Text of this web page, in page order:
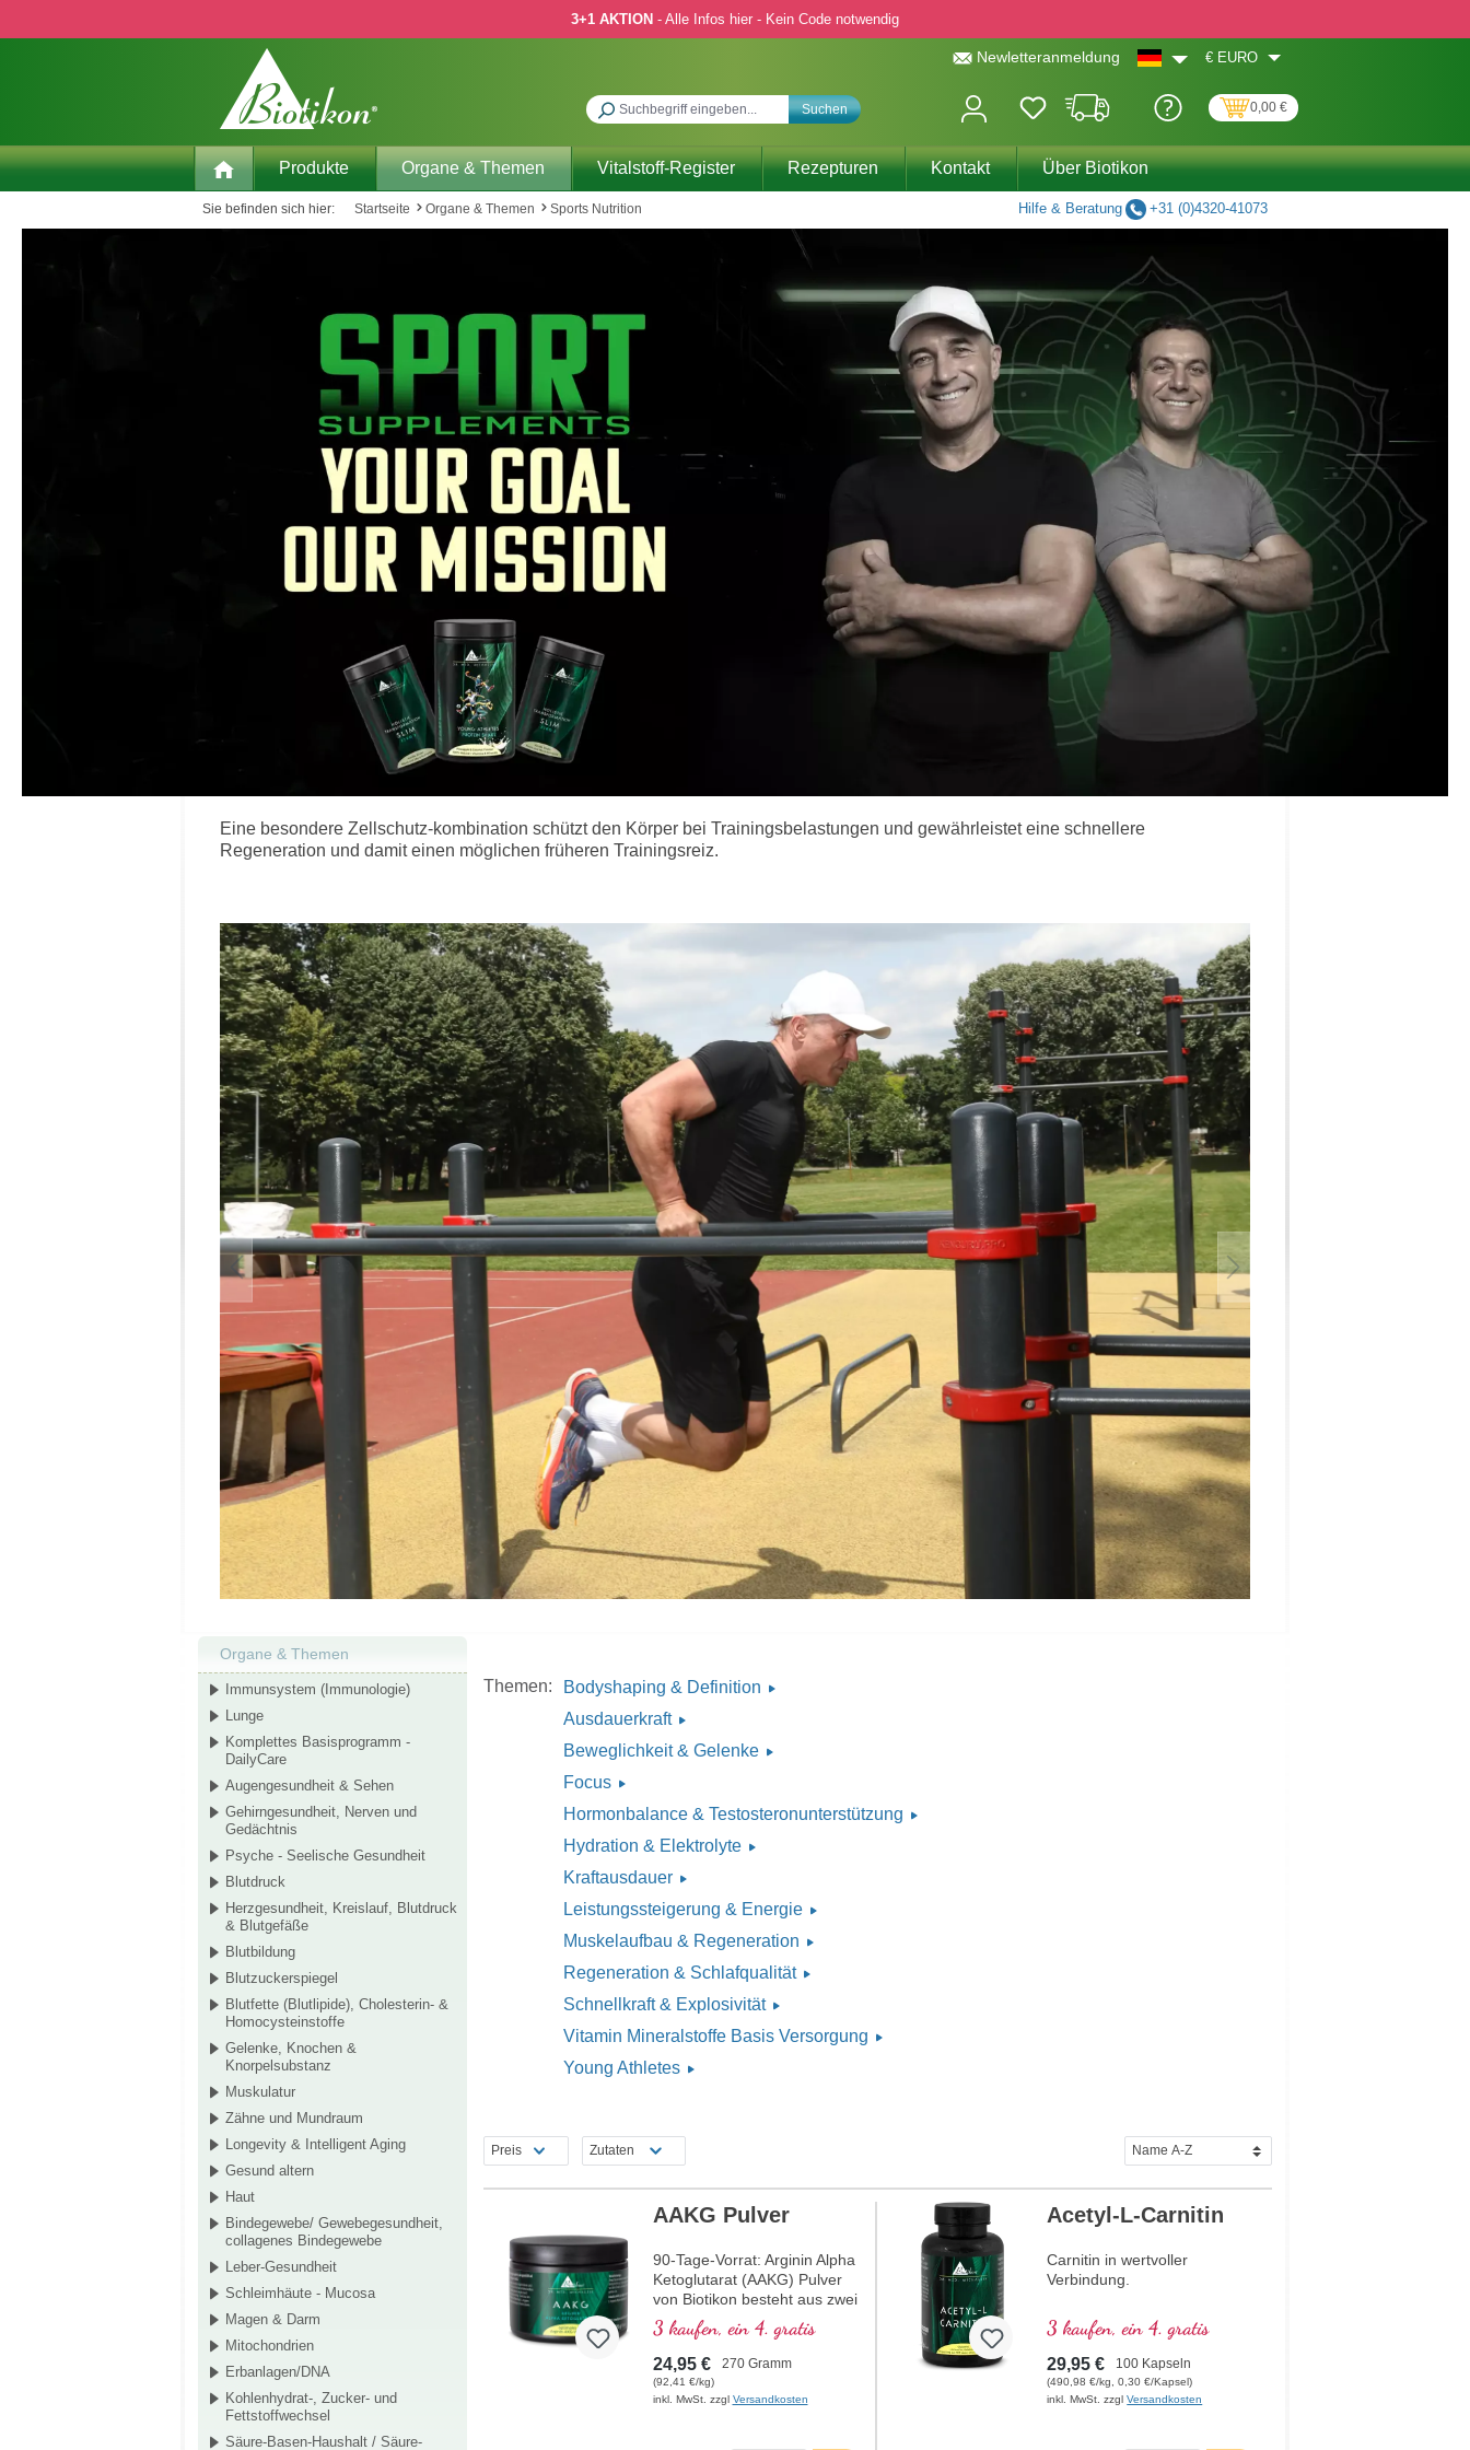
3+1 AKTION - Alle Infos hier - Kein Code notwendig
Newletteranmeldung € EURO
Suchen 0,00 €
Produkte Organe & Themen Vitalstoff-Register Rezepturen Kontakt Über Biotikon
Sie befinden sich hier: Startseite Organe & Themen Sports Nutrition Hilfe & Beratung +31 (0)4320-41073
Eine besondere Zellschutz-kombination schützt den Körper bei Trainingsbelastungen und gewährleistet eine schnellere
Regeneration und damit einen möglichen früheren Trainingsreiz.
Bildergalerie überspringen
Organe & Themen
Immunsystem (Immunologie)
Lunge
Komplettes Basisprogramm -
DailyCare
Augengesundheit & Sehen
Gehirngesundheit, Nerven und
Gedächtnis
Psyche - Seelische Gesundheit
Blutdruck
Herzgesundheit, Kreislauf, Blutdruck
& Blutgefäße
Blutbildung
Blutzuckerspiegel
Blutfette (Blutlipide), Cholesterin- &
Homocysteinstoffe
Gelenke, Knochen &
Knorpelsubstanz
Muskulatur
Zähne und Mundraum
Longevity & Intelligent Aging
Gesund altern
Haut
Bindegewebe/ Gewebegesundheit,
collagenes Bindegewebe
Leber-Gesundheit
Schleimhäute - Mucosa
Magen & Darm
Mitochondrien
Erbanlagen/DNA
Kohlenhydrat-, Zucker- und
Fettstoffwechsel
Säure-Basen-Haushalt / Säure-
Themen:
Bodyshaping & Definition
Ausdauerkraft
Beweglichkeit & Gelenke
Focus
Hormonbalance & Testosteronunterstützung
Hydration & Elektrolyte
Kraftausdauer
Leistungssteigerung & Energie
Muskelaufbau & Regeneration
Regeneration & Schlafqualität
Schnellkraft & Explosivität
Vitamin Mineralstoffe Basis Versorgung
Young Athletes
Preis Zutaten
AAKG Pulver
90-Tage-Vorrat: Arginin Alpha
Ketoglutarat (AAKG) Pulver
von Biotikon besteht aus zwei
wichtigen Elementen: L-
Arginin und Alpha-
Ketoglutarat (AKG).
Verschiedene Anbieter
verkaufen dieses Produkt in
3 kaufen, ein 4. gratis
24,95 € 270 Gramm
(92,41 €/kg)
inkl. MwSt. zzgl Versandkosten
Acetyl-L-Carnitin
Carnitin in wertvoller
Verbindung.
3 kaufen, ein 4. gratis
29,95 € 100 Kapseln
(490,98 €/kg, 0,30 €/Kapsel)
inkl. MwSt. zzglVersandkosten